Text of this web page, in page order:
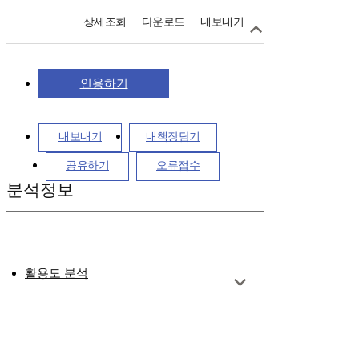
상세조회 다운로드 내보내기
인용하기
내보내기 내책장담기
공유하기 오류접수
분석정보
활용도 분석